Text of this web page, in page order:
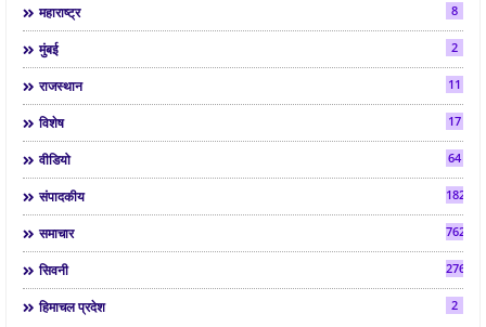
महाराष्ट्र 8
मुंबई 2
राजस्थान 11
विशेष 17
वीडियो 64
संपादकीय 182
समाचार 7624
सिवनी 2763
हिमाचल प्रदेश 2